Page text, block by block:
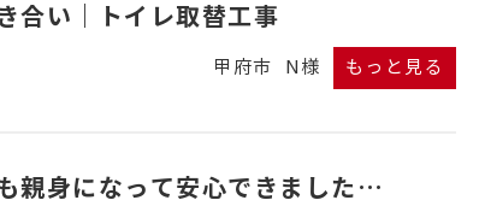
合い｜トイレ取替工事
甲府市 N様 もっと見る
親身になって安心できました…